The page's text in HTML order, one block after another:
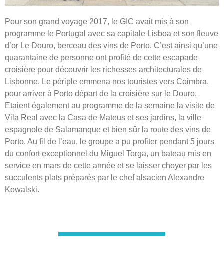
Pour son grand voyage 2017, le GIC avait mis à son
programme le Portugal avec sa capitale Lisboa et son fleuve
d’or Le Douro, berceau des vins de Porto. C’est ainsi qu’une
quarantaine de personne ont profité de cette escapade
croisière pour découvrir les richesses architecturales de
Lisbonne. Le périple emmena nos touristes vers Coimbra,
pour arriver à Porto départ de la croisière sur le Douro.
Etaient également au programme de la semaine la visite de
Vila Real avec la Casa de Mateus et ses jardins, la ville
espagnole de Salamanque et bien sûr la route des vins de
Porto. Au fil de l’eau, le groupe a pu profiter pendant 5 jours
du confort exceptionnel du Miguel Torga, un bateau mis en
service en mars de cette année et se laisser choyer par les
succulents plats préparés par le chef alsacien Alexandre
Kowalski.